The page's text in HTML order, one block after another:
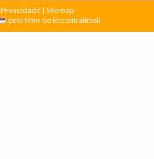
Privacidade
Sitemap
pelo time do EncontraBrasil